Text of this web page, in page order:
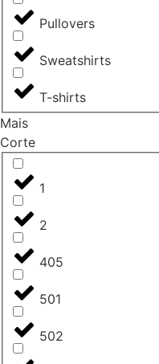
Pullovers
Sweatshirts
T-shirts
Mais
Corte
1
2
405
501
502